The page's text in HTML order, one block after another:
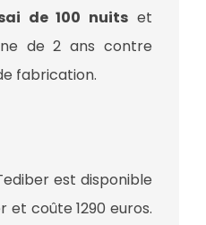
de 100 nuits et
de 2 ans contre
fabrication.
est disponible
et coûte 1290 euros.